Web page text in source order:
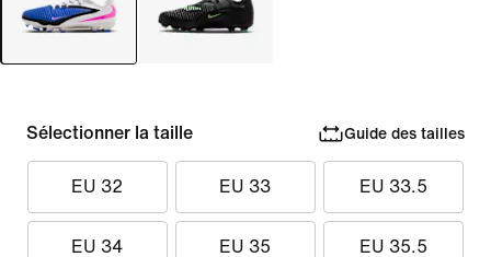
Sélectionner la taille Guide des tailles
EU 32 EU 33 EU 33.5
EU 34 EU 35 EU 35.5